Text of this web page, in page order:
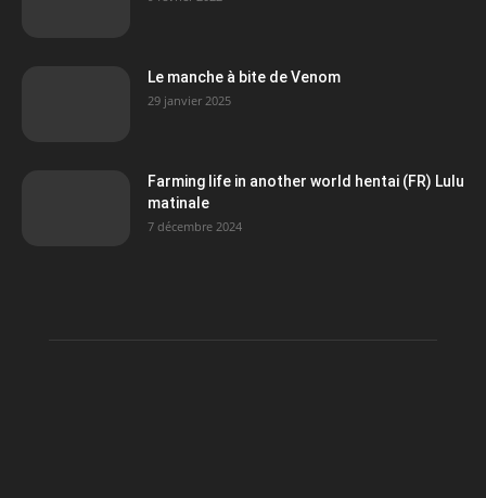
Le manche à bite de Venom
29 janvier 2025
Farming life in another world hentai (FR) Lulu
matinale
7 décembre 2024